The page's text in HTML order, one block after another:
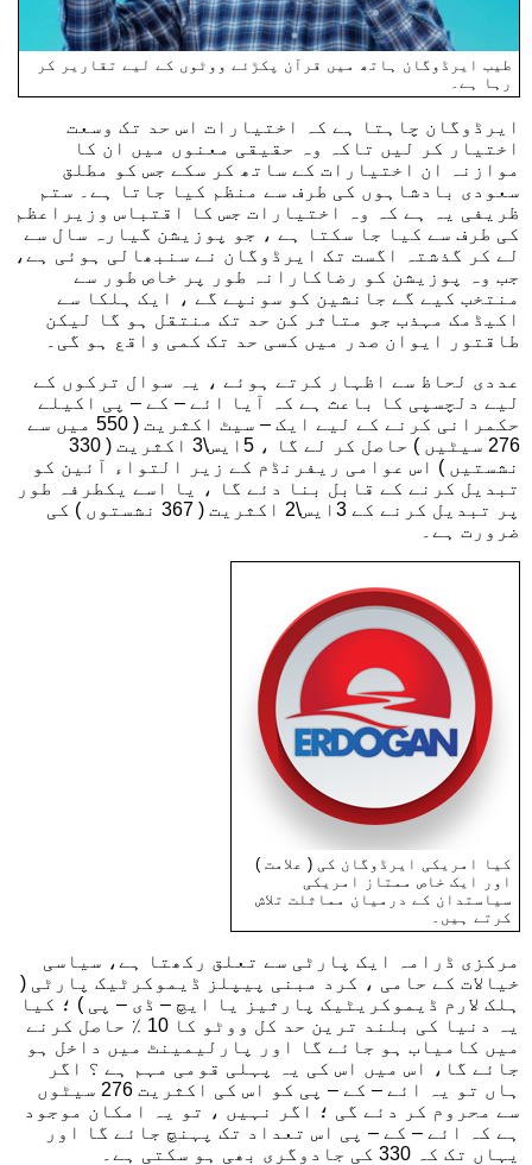
طیب ایرڈوگان ہاتھ میں قرآن پکڑئے ووٹوں کے لیے تقاریر کر
رہا ہے۔
ایرڈوگان چاہتا ہے کہ اختیارات اس حد تک وسعت
اختیار کر لیں تاکہ وہ حقیقی معنوں میں ان کا
موازنہ ان اختیارات کے ساتھ کر سکے جس کو مطلق
سعودی بادشاہوں کی طرف سے منظم کیا جاتا ہے۔ ستم
ظریفی یہ ہے کہ وہ اختیارات جس کا اقتباس وزیراعظم
کی طرف سے کیا جا سکتا ہے ، جو پوزیشن گیارہ سال سے
لے کر گذشتہ اگست تک ایرڈوگان نے سنبھالی ہوئی ہے،
جب وہ پوزیشن کو رضاکارانہ طور پر خاص طور سے
منتخب کیے گے جانشین کو سونپے گے ، ایک ہلکا سے
اکیڈمک مہذب جو متاثر کن حد تک منتقل ہو گا لیکن
طاقتور ایوان صدر میں کسی حد تک کمی واقع ہو گی۔
عددی لحاظ سے اظہار کرتے ہوئے ، یہ سوال ترکوں کے
لیے دلچسپی کا باعث ہے کہ آیا ائے – کے – پی اکیلے
حکمرانی کرنے کے لیے ایک – سیٹ اکثریت ( 550 میں سے
276 سیٹیں ) حاصل کر لے گا ، 5ایس\3 اکثریت ( 330
نشستيں ) اس عوامی ریفرنڈم کے زیر التواء آئین کو
تبدیل کرنے کے قابل بنا دئے گا ، یا اسے یکطرفہ طور
پر تبدیل کرنے کے 3ایس\2 اکثریت ( 367 نشستوں ) کی
ضرورت ہے۔
کیا امریکی ایرڈوگان کی ( علامت )
اور ایک خاص ممتاز امریکی
سیاستدان کے درمیان مماثلت تلاش
کرتے ہیں۔
مرکزی ڈرامہ ایک پارٹی سے تعلق رکھتا ہے، سیاسی
خیالات کے حامی ، کرد مبنی پیپلز ڈیموکرٹیک پارٹی (
ہلک لارم ڈیموکریٹیک پارثیز یا ایچ – ڈی – پی ) ؛ کیا
یہ دنیا کی بلند ترین حد کل ووٹو کا 10 ٪ حاصل کرنے
میں کامیاب ہو جائے گا اور پارلیمینٹ میں داخل ہو
جائے گا، اس میں اس کی یہ پہلی قومی مہم ہے ؟ اگر
ہاں تو یہ ائے – کے – پی کو اس کی اکثریت 276 سیٹوں
سے محروم کر دئے گی ؛ اگر نہیں ، تو یہ امکان موجود
ہے کہ ائے – کے – پی اس تعداد تک پہنچ جائے گا اور
یہاں تک کہ 330 کی جادوگری بھی ہو سکتی ہے۔